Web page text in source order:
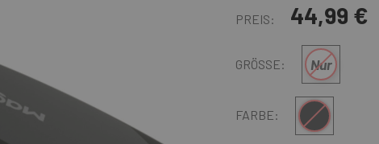
PREIS: 44,99 €
GRÖSSE: Nur
FARBE: Schwarz